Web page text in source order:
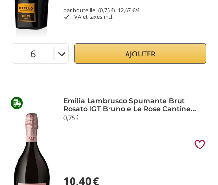
par bouteille (0,75 ℓ) 12,67 €/ℓ
TVA et taxes incl.
AJOUTER
Emilia Lambrusco Spumante Brut
Rosato IGT Bruno e Le Rose Cantine
Ceci
0,75 ℓ
10,40€